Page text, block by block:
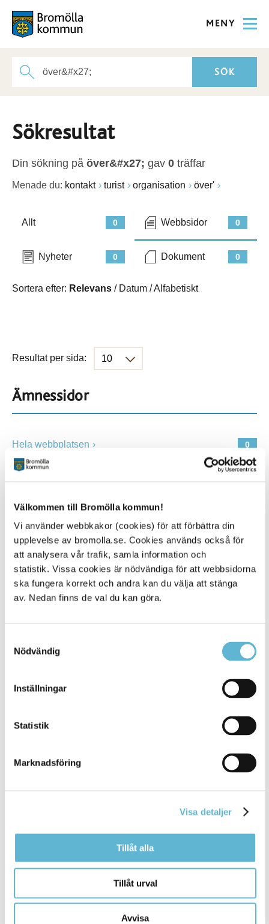
Välkommen till Bromölla kommun!
Vi använder webbkakor (cookies) för att förbättra din
upplevelse av bromolla.se. Cookies används också för
att analysera vår trafik, samla information och
statistik. Vissa cookies är nödvändiga för att webbsidorna
ska fungera korrekt och andra kan du välja att stänga
av. Nedan finns de val du kan göra.
Nödvändig
Inställningar
Statistik
Marknadsföring
Visa detaljer
Tillåt alla
Tillåt urval
Avvisa
MENY
Sökresultat
Din sökning på över&#x27; gav 0 träffar
Menade du: kontakt turist organisation över'
0
Allt 0
Webbsidor
0
Nyheter 0
Dokument
Sortera efter: Relevans / Datum /Alfabetiskt
Resultat per sida:
Ämnessidor
0
Hela webbplatsen
Alla platser
KONTAKT
Besöksadress
Box 18, 295 21 Bromölla
Fax: 0456-82 22 00